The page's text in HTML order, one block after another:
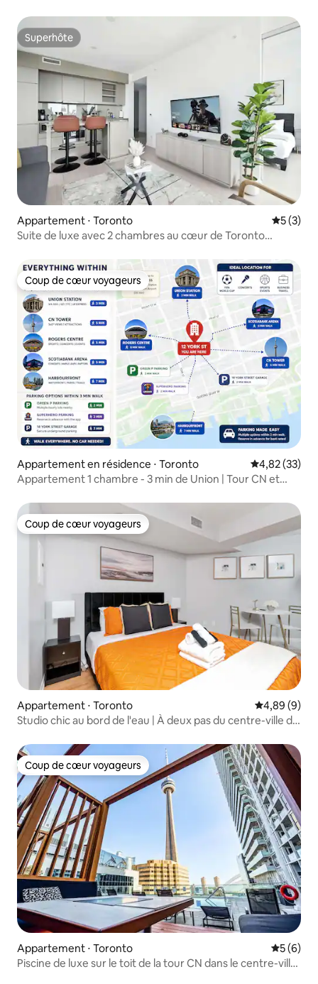
Superhôte
Superhôte
Appartement ⋅ Toronto
5 (3)
Suite de luxe avec 2 chambres au cœur de Toronto
Coup de cœur voyageurs
Coup de cœur voyageurs
Appartement en résidence ⋅ Toronto Évaluation
4,82 (33)
Appartement 1 chambre - 3 min de Union | Tour CN et
Coup de cœur voyageurs
Coup de cœur voyageurs
Appartement ⋅ Toronto Évaluation
4,89 (9)
Studio chic au bord de l'eau | À deux pas du centre-ville de
Coup de cœur voyageurs
Coup de cœur voyageurs
Appartement ⋅ Toronto
5 (6)
Piscine de luxe sur le toit de la tour CN dans le centre-ville